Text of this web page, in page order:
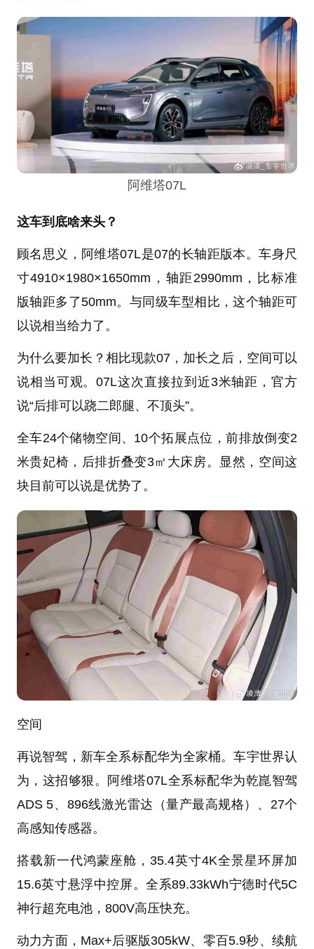
阿维塔07L
这车到底啥来头？
顾名思义，阿维塔07L是07的长轴距版本。车身尺
寸4910×1980×1650mm，轴距2990mm，比标准
版轴距多了50mm。与同级车型相比，这个轴距可
以说相当给力了。
为什么要加长？相比现款07，加长之后，空间可以
说相当可观。07L这次直接拉到近3米轴距，官方
说“后排可以跷二郎腿、不顶头”。
全车24个储物空间、10个拓展点位，前排放倒变2
米贵妃椅，后排折叠变3㎡大床房。显然，空间这
块目前可以说是优势了。
空间
再说智驾，新车全系标配华为全家桶。车宇世界认
为，这招够狠。阿维塔07L全系标配华为乾崑智驾
ADS 5、896线激光雷达（量产最高规格）、27个
高感知传感器。
搭载新一代鸿蒙座舱，35.4英寸4K全景星环屏加
15.6英寸悬浮中控屏。全系89.33kWh宁德时代5C
神行超充电池，800V高压快充。
动力方面，Max+后驱版305kW、零百5.9秒、续航